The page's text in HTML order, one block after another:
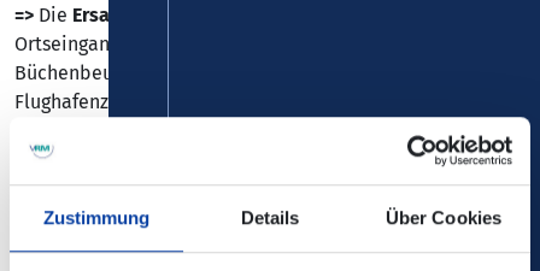
Zustimmung Details Über Cookies
=> Die Ersatzhaltestelle
Ortseingang (siehe Dateianhang). In Fahrtrichtung
Büchenbeuren wird dabei die Haltestelle am
Flughafenzaun genutzt, in Richtung Briedeler Heck wird an